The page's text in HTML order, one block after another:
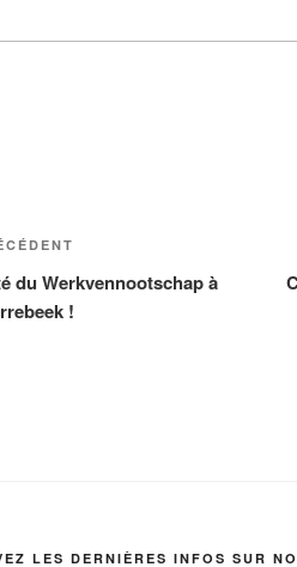
du Werkvennootschap à
!
LES DERNIÈRES INFOS SUR